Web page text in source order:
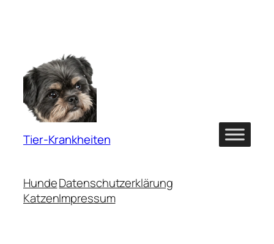
Tier-Krankheiten
Hunde
Katzen
Datenschutzerklärung
Impressum